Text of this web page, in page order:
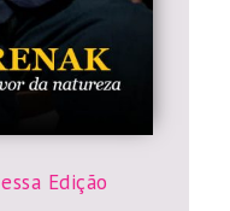
Edição